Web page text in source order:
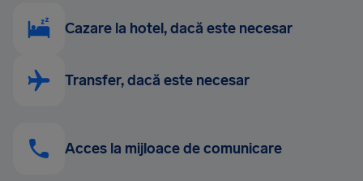
Cazare la hotel, dacă este necesar
Transfer, dacă este necesar
Acces la mijloace de comunicare